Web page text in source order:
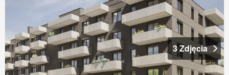
3 Zdjęcia